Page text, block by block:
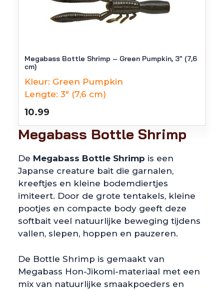
Megabass Bottle Shrimp – Green Pumpkin, 3″ (7,6
cm)
Kleur: Green Pumpkin
Lengte: 3" (7,6 cm)
10.99
Megabass Bottle Shrimp
De Megabass Bottle Shrimp is een
Japanse creature bait die garnalen,
kreeftjes en kleine bodemdiertjes
imiteert. Door de grote tentakels, kleine
pootjes en compacte body geeft deze
softbait veel natuurlijke beweging tijdens
vallen, slepen, hoppen en pauzeren.
De Bottle Shrimp is gemaakt van
Megabass Hon-Jikomi-materiaal met een
mix van natuurlijke smaakpoeders en